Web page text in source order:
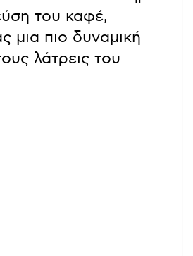
του καφέ,
μια πιο δυναμική
λάτρεις του